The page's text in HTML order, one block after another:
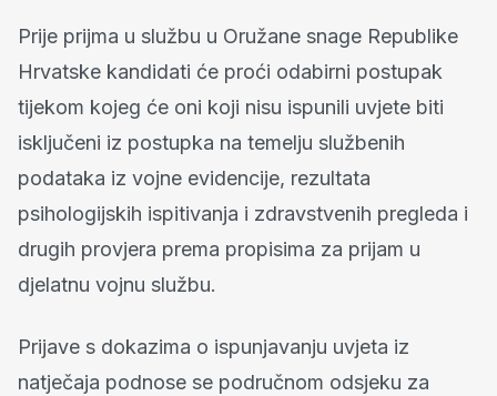
Prije prijma u službu u Oružane snage Republike
Hrvatske kandidati će proći odabirni postupak
tijekom kojeg će oni koji nisu ispunili uvjete biti
isključeni iz postupka na temelju službenih
podataka iz vojne evidencije, rezultata
psihologijskih ispitivanja i zdravstvenih pregleda i
drugih provjera prema propisima za prijam u
djelatnu vojnu službu.
Prijave s dokazima o ispunjavanju uvjeta iz
natječaja podnose se područnom odsjeku za